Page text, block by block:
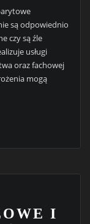
są odpowiednio
czy są źle
usługi
oraz fachowej
mogą
I